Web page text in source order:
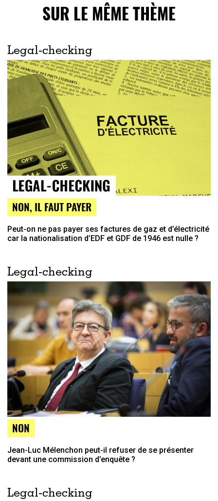
SUR LE MÊME THÈME
Legal-checking
NON, IL FAUT PAYER
Peut-on ne pas payer ses factures de gaz et d’électricité
car la nationalisation d’EDF et GDF de 1946 est nulle ?
Legal-checking
NON
Jean-Luc Mélenchon peut-il refuser de se présenter
devant une commission d’enquête ?
Legal-checking